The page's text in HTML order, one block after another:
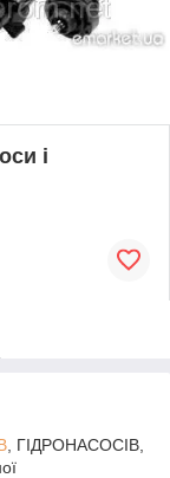
і
, ГІДРОНАСОСІВ,